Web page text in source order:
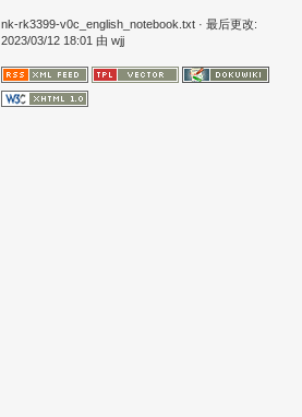
nk-rk3399-v0c_english_notebook.txt · 最后更改:
2023/03/12 18:01 由 wjj